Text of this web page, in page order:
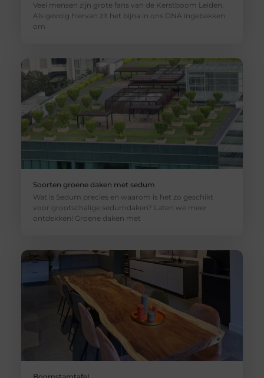
Veel mensen zijn grote fans van de Kerstboom Leiden.
Als gevolg hiervan zit het bijna in ons DNA ingebakken
om
Soorten groene daken met sedum
Wat is Sedum precies en waarom is het zo geschikt
voor grootschalige sedumdaken? Laten we meer
ontdekken! Groene daken met